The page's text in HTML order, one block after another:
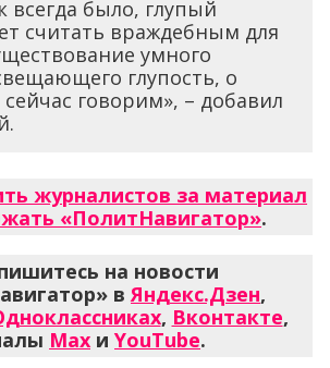
всегда было, глупый
считать враждебным для
умного
глупость, о
говорим», – добавил
журналистов за материал
«ПолитНавигатор».
на новости
в Яндекс.Дзен,
, Вконтакте,
Max и YouTube.